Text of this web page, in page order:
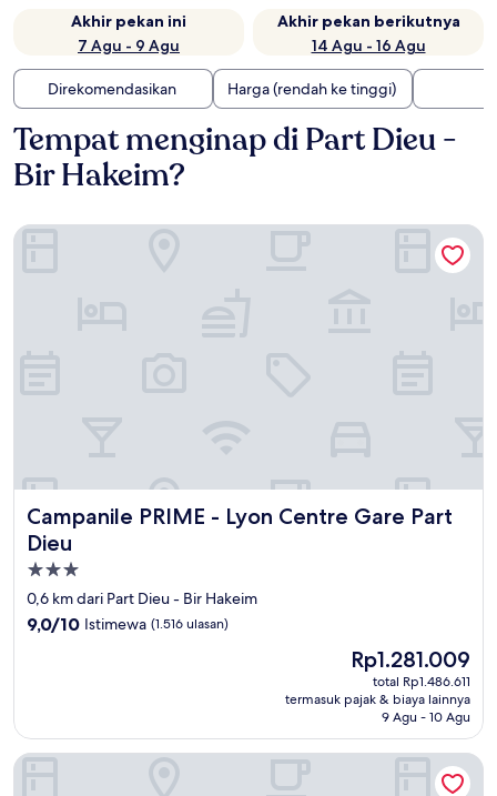
Akhir pekan ini
7 Agu - 9 Agu
Akhir pekan berikutnya
14 Agu - 16 Agu
Direkomendasikan Harga (rendah ke tinggi)
Tempat menginap di Part Dieu -
Bir Hakeim?
Campanile PRIME - Lyon Centre Gare Part
Dieu
Campanile PRIME - Lyon Centre Gare Part Dieu
Properti
bintang
3.0
0,6 km dari Part Dieu - Bir Hakeim
9.0
9,0/10 Istimewa (1.516 ulasan)
Harga
sekarang
Rp1.281.009
Rp1.281.009
total Rp1.486.611
termasuk pajak & biaya lainnya
9 Agu - 10 Agu
Campanile PRIME - Lyon Centre Gare Part Dieu
Fourvière Hôtel Lyon